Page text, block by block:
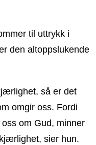
til uttrykk i
den altoppslukende
så er det
omgir oss. Fordi
om Gud, minner
sier hun.